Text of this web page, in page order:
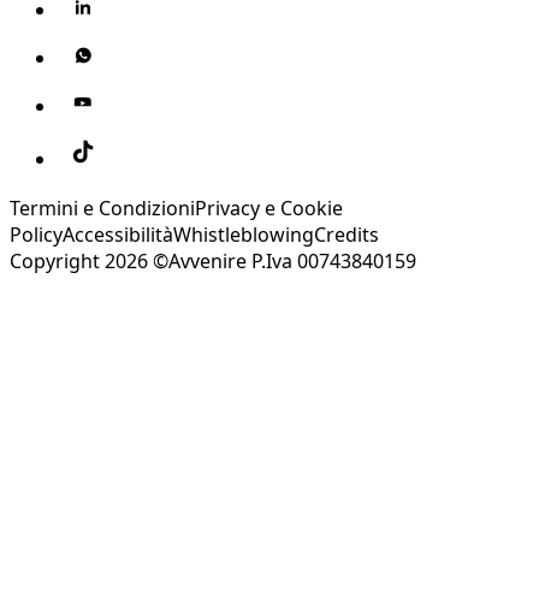
Termini e CondizioniPrivacy e Cookie
PolicyAccessibilitàWhistleblowingCredits
Copyright 2026 ©Avvenire P.Iva 00743840159